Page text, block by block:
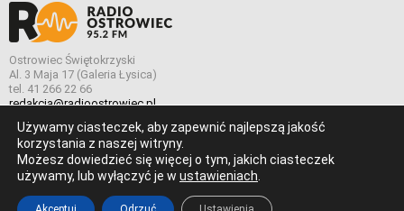
Ostrowiec Świętokrzyski
Al. 3 Maja 17 (Galeria Łysica)
tel. 41 266 22 66
redakcja@radioostrowiec.pl
© Wszelkie prawa zastrzeżone. Radio Ostrowiec 2026 Radio
Ostrowiec.
Stworzone z
Używamy ciasteczek, aby zapewnić najlepszą jakość
korzystania z naszej witryny.
Możesz dowiedzieć się więcej o tym, jakich ciasteczek
używamy, lub wyłączyć je w ustawieniach